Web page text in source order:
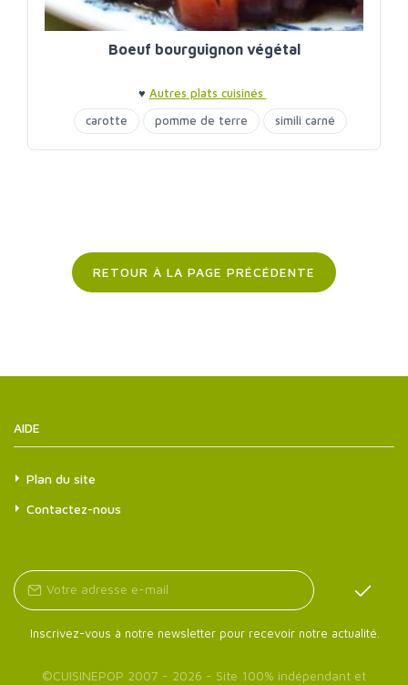
Boeuf bourguignon végétal
♥ Autres plats cuisinés
carotte
pomme de terre simili carné
RETOUR À LA PAGE PRÉCÉDENTE
AIDE
Plan du site
Contactez-nous
Inscrivez-vous à notre newsletter pour recevoir notre actualité.
©CUISINEPOP 2007 - 2026 - Site 100% indépendant et